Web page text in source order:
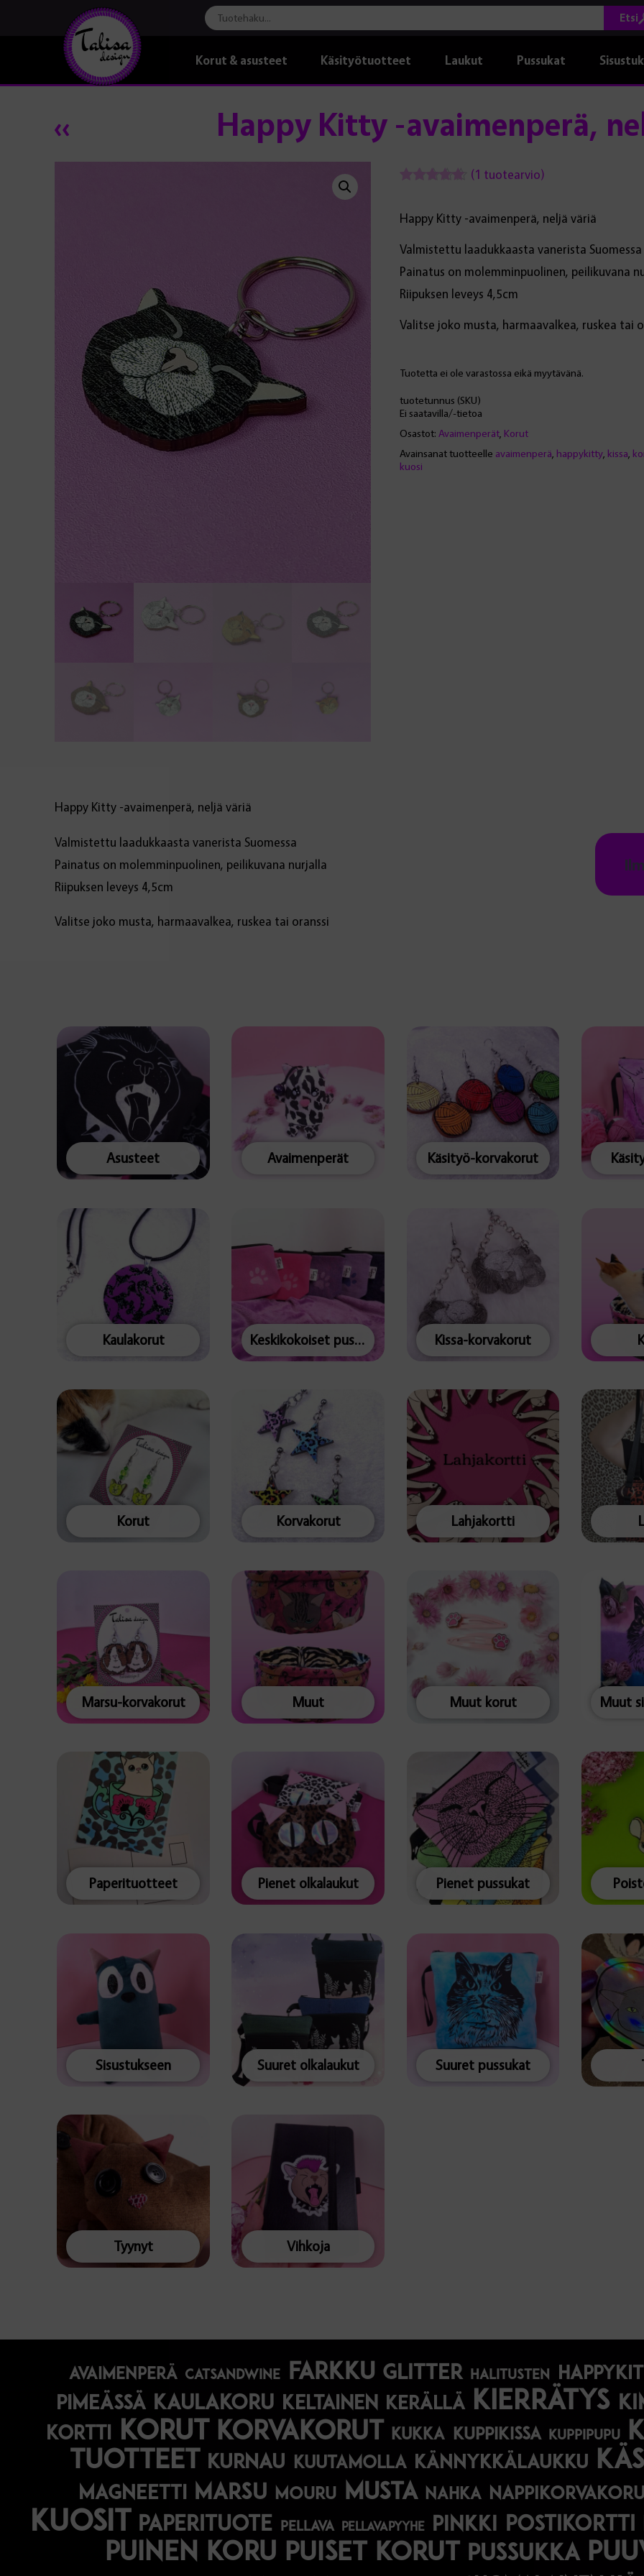
Etsi
Korut & asusteet Käsityötuotteet Laukut Pussukat
Happy Kitty -avaimenperä,
perustuen
asiakkaan
arvotukseen.
(1 tuotearvio)
Happy Kitty -avaimenperä, neljä väriä
Valmistettu laadukkaasta vanerista Suomessa
Painatus on molemminpuolinen, peilikuvana
Riipuksen leveys 4,5cm
Valitse joko musta, harmaavalkea, ruskea tai
Tuotetta ei ole varastossa eikä myytävänä.
tuotetunnus (SKU)
Ei saatavilla/-tietoa
Osastot: Avaimenperät, Korut
Avainsanat tuotteelle avaimenperä happykitty, kissa
kuosi
Happy Kitty -avaimenperä, neljä väriä
Valmistettu laadukkaasta vanerista Suomessa
Painatus on molemminpuolinen, peilikuvana nurjalla
Riipuksen leveys 4,5cm
Valitse joko musta, harmaavalkea, ruskea tai oranssi
Asusteet Avaimenperät Käsityö-korvakorut
Kaulakorut Keskikokoiset pussukat Kissa-korvakorut
Korut Korvakorut Lahjakortti
Marsu-korvakorut Muut Muut korut
Paperituotteet Pienet olkalaukut Pienet pussukat
Sisustukseen Suuret olkalaukut Suuret pussukat
Tyynyt Vihkoja
avaimenperä catsandwine farkku glitter halitusten
pimeässä kaulakoru keltainen kerällä kierrätys
kortti korut korvakorut kukka kuppikissa kuppipupu
tuotteet
kurnau kuutamolla kännykkälaukku
magneetti marsu mouru musta nahka
kuosit
paperituote pellava pellavapyyhe pinkki postikortti
puinen koru puiset korut pussukka